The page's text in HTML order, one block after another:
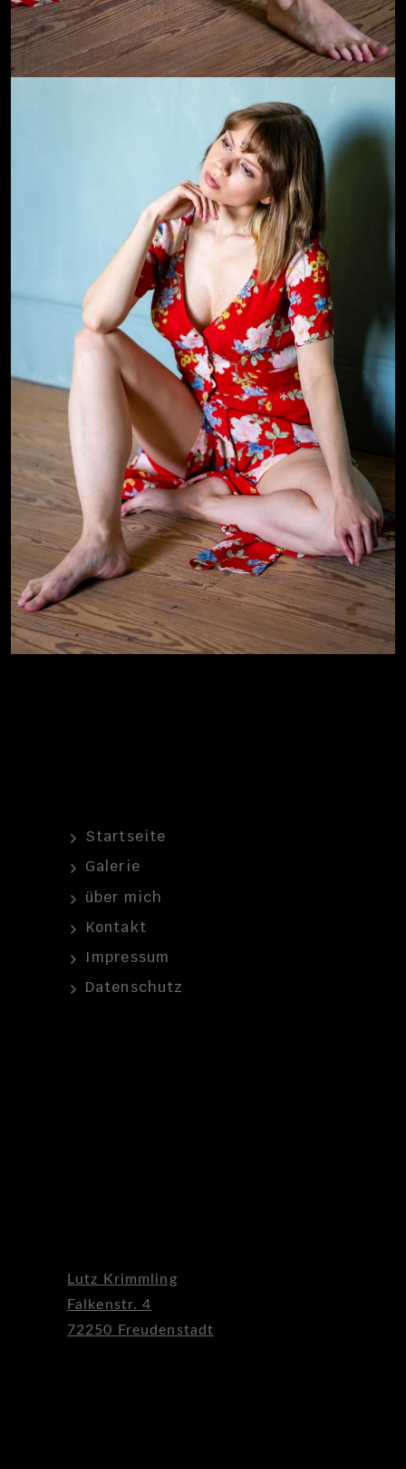
Startseite
Galerie
über mich
Kontakt
Impressum
Datenschutz
Lutz Krimmling
Falkenstr. 4
72250 Freudenstadt